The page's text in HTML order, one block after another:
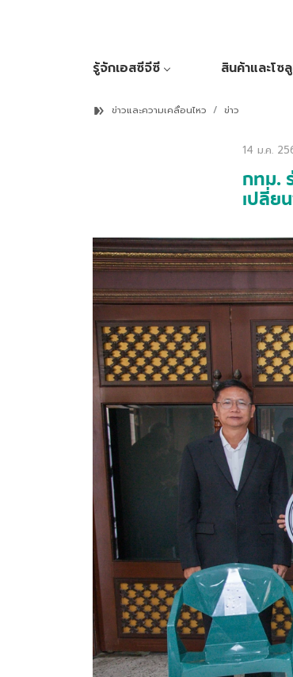
รู้จักเอสซีจีซี สินค้าและโซ
ข่าวและความเคลื่อนไหว ข่าว
14 ม.ค.
กทม.
เปลี่ย